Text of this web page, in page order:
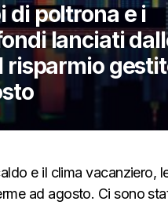
di poltrona e i
lanciati
risparmio
e il clima vacanziero,
ad agosto. Ci sono